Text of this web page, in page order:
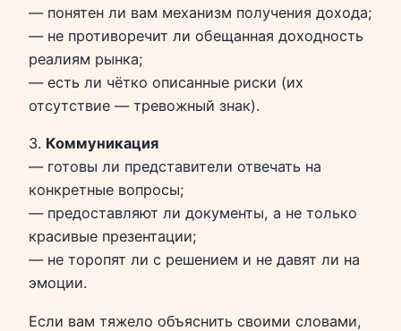
— понятен ли вам механизм получения дохода;
— не противоречит ли обещанная доходность
реалиям рынка;
— есть ли чётко описанные риски (их
отсутствие — тревожный знак).
3. Коммуникация
— готовы ли представители отвечать на
конкретные вопросы;
— предоставляют ли документы, а не только
красивые презентации;
— не торопят ли с решением и не давят ли на
эмоции.
Если вам тяжело объяснить своими словами,